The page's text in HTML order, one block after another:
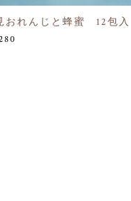
おれんじと蜂蜜 12包入